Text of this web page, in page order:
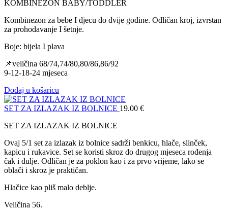
KOMBINEZON BABY/TODDLER
Kombinezon za bebe I djecu do dvije godine. Odličan kroj, izvrstan
za prohodavanje I šetnje.
Boje: bijela I plava
📌veličina 68/74,74/80,80/86,86/92
9-12-18-24 mjeseca
Dodaj u košaricu
SET ZA IZLAZAK IZ BOLNICE 19.00 €
SET ZA IZLAZAK IZ BOLNICE
Ovaj 5/1 set za izlazak iz bolnice sadrži benkicu, hlače, slinček,
kapicu i rukavice. Set se koristi skroz do drugog mjeseca rođenja
čak i dulje. Odličan je za poklon kao i za prvo vrijeme, lako se
oblači i skroz je praktičan.
Hlačice kao pliš malo deblje.
Veličina 56.